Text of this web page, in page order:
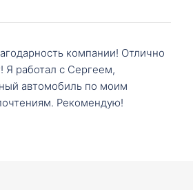
компании! Отлично
Я работал с Сергеем,
автомобиль по моим
Рекомендую!